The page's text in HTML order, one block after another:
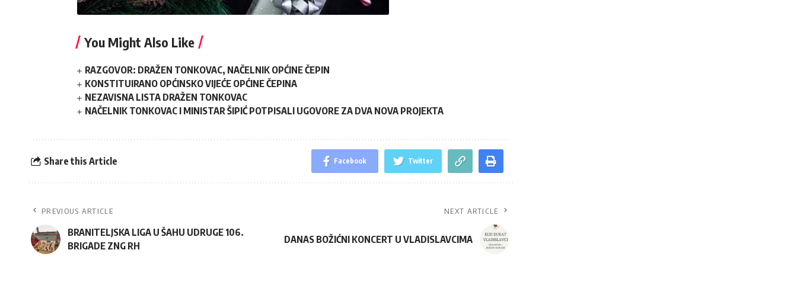
You Might Also Like
RAZGOVOR: DRAŽEN TONKOVAC, NAČELNIK OPĆINE ČEPIN
KONSTITUIRANO OPĆINSKO VIJEĆE OPĆINE ČEPINA
NEZAVISNA LISTA DRAŽEN TONKOVAC
NAČELNIK TONKOVAC I MINISTAR ŠIPIĆ POTPISALI UGOVORE ZA DVA NOVA PROJEKTA
Share this Article Facebook Twitter
PREVIOUS ARTICLE
BRANITELJSKA LIGA U ŠAHU UDRUGE 106.
BRIGADE ZNG RH
NEXT ARTICLE
DANAS BOŽIĆNI KONCERT U VLADISLAVCIMA